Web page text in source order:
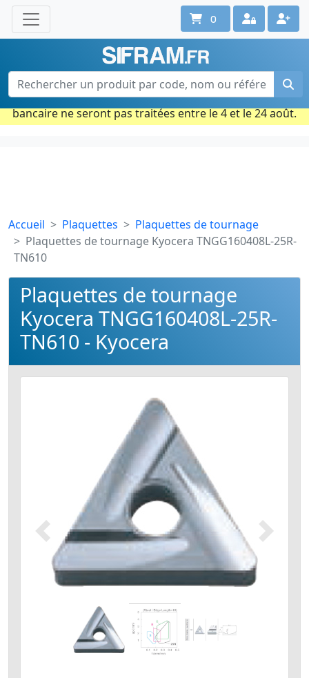
Une question ? Un conseil ?
Contactez-nous au 02 40 92 17 71
Ouvert du lun. au vend. de 08h à 18h
Période estivale : Les commandes prises par carte
bancaire ne seront pas traitées entre le 4 et le 24 août.
0
Accueil Plaquettes
Plaquettes de tournage
Plaquettes de tournage Kyocera TNGG160408L-25R-
TN610
Plaquettes de tournage
Kyocera TNGG160408L-25R-
TN610 - Kyocera
Précédent Suivant